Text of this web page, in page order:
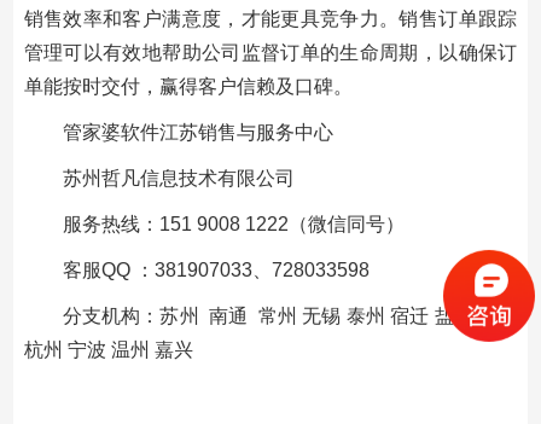
销售效率和客户满意度，才能更具竞争力。销售订单跟踪
管理可以有效地帮助公司监督订单的生命周期，以确保订
单能按时交付，赢得客户信赖及口碑。
管家婆软件江苏销售与服务中心
苏州哲凡信息技术有限公司
服务热线：151 9008 1222（微信同号）
客服QQ ：381907033、728033598
分支机构：苏州 南通 常州 无锡 泰州 宿迁 盐城 上海
杭州 宁波 温州 嘉兴